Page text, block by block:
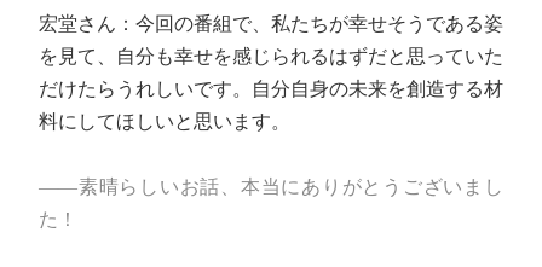
宏堂さん：今回の番組で、私たちが幸せそうである姿
を見て、自分も幸せを感じられるはずだと思っていた
だけたらうれしいです。自分自身の未来を創造する材
料にしてほしいと思います。
――素晴らしいお話、本当にありがとうございまし
た！